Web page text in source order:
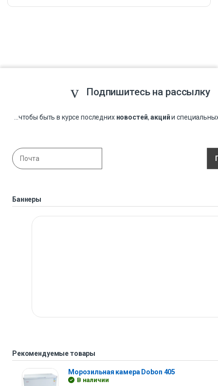
Подпишитесь на рассылку
...чтобы быть в курсе последних новостей,акцийи
Баннеры
Рекомендуемые товары
Морозильная камера Dobon 405
В наличии